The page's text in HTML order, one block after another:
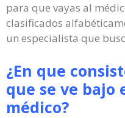
para que vayas al
clasificados
un especialista que
¿En que
que se ve bajo
médico?